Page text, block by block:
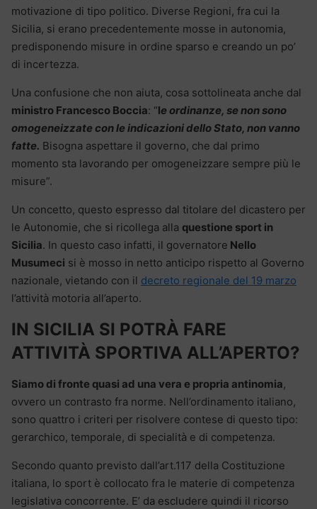
motivazione di tipo politico. Diverse Regioni, fra cui la
Sicilia, si erano precedentemente mosse in autonomia,
predisponendo misure in ordine sparso e creando un po’
di incertezza.
Una confusione che non aiuta, cosa sottolineata anche dal
ministro Francesco Boccia: “le ordinanze, se non sono
omogeneizzate con le indicazioni dello Stato, non vanno
fatte. Bisogna aspettare il governo, che dal primo
momento sta lavorando per omogeneizzare sempre più le
misure”.
Un concetto, questo espresso dal titolare del dicastero per
le Autonomie, che si ricollega alla questione sport in
Sicilia. In questo caso infatti, il governatore Nello
Musumeci si è mosso in netto anticipo rispetto al Governo
nazionale, vietando con il decreto regionale del 19 marzo
l’attività motoria all’aperto.
IN SICILIA SI POTRÀ FARE
ATTIVITÀ SPORTIVA ALL’APERTO?
Siamo di fronte quasi ad una vera e propria antinomia,
ovvero un contrasto fra norme. Nell’ordinamento italiano,
sono quattro i criteri per risolvere contese di questo tipo:
gerarchico, temporale, di specialità e di competenza.
Secondo quanto previsto dall’art.117 della Costituzione
italiana, lo sport è collocato fra le materie di competenza
legislativa concorrente. E’ da escludere quindi il ricorso